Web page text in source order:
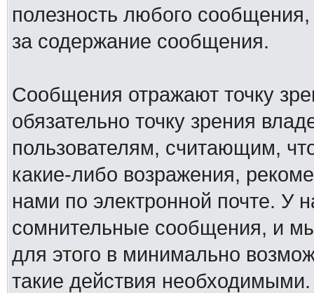
полезность любого
за содержание сообщения.
Сообщения отражают точку
обязательно точку зрения
пользователям, считающим,
какие-либо возражения,
нами по электронной почте. У
сомнительные сообщения, и
для этого в минимально
такие действия необходимыми.